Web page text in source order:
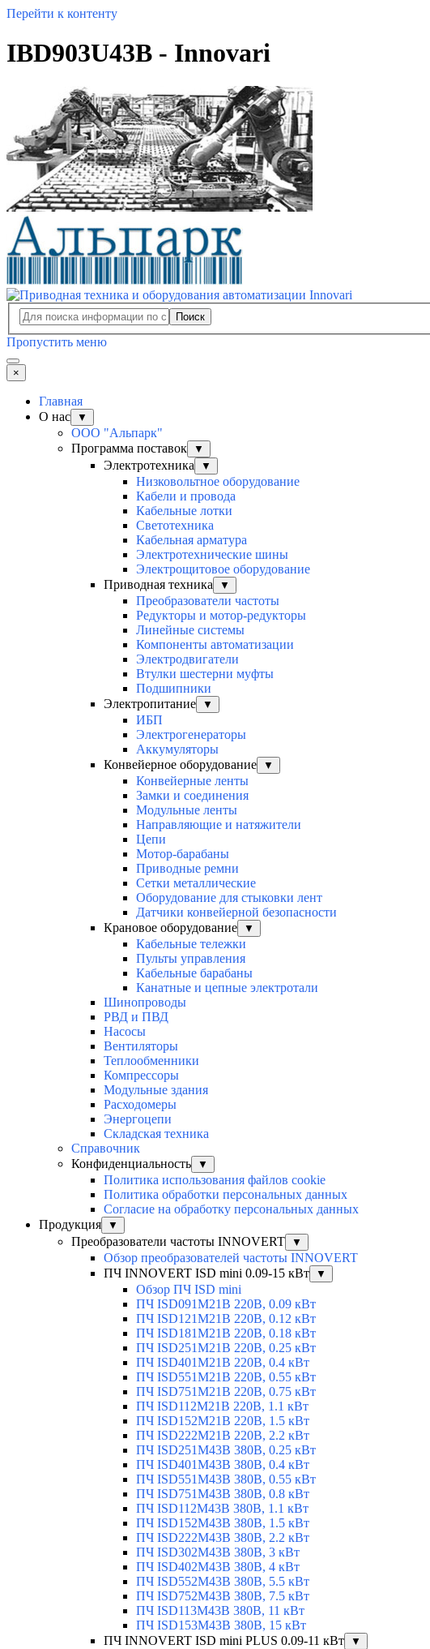
Перейти к контенту
IBD903U43B - Innovari
Поиск
Пропустить меню
×
Главная
О нас
▼
ООО "Альпарк"
Программа поставок
▼
Электротехника ▼
Низковольтное оборудование
Кабели и провода
Кабельные лотки
Светотехника
Кабельная арматура
Электротехнические шины
Электрощитовое оборудование
Приводная техника
▼
Преобразователи частоты
Редукторы и мотор-редукторы
Линейные системы
Компоненты автоматизации
Электродвигатели
Втулки шестерни муфты
Подшипники
Электропитание
▼
ИБП
Электрогенераторы
Аккумуляторы
Конвейерное оборудование
▼
Конвейерные ленты
Замки и соединения
Модульные ленты
Направляющие и натяжители
Цепи
Мотор-барабаны
Приводные ремни
Сетки металлические
Оборудование для стыковки лент
Датчики конвейерной безопасности
Крановое оборудование
▼
Кабельные тележки
Пульты управления
Кабельные барабаны
Канатные и цепные электротали
Шинопроводы
РВД и ПВД
Насосы
Вентиляторы
Теплообменники
Компрессоры
Модульные здания
Расходомеры
Энергоцепи
Складская техника
Справочник
Конфиденциальность
▼
Политика использования файлов cookie
Политика обработки персональных данных
Согласие на обработку персональных данных
Продукция
▼
Преобразователи частоты INNOVERT ▼
Обзор преобразователей частоты INNOVERT
ПЧ INNOVERT ISD mini 0.09-15 кВт
▼
Обзор ПЧ ISD mini
ПЧ ISD091M21B 220В, 0.09 кВт
ПЧ ISD121M21B 220В, 0.12 кВт
ПЧ ISD181M21B 220В, 0.18 кВт
ПЧ ISD251M21B 220В, 0.25 кВт
ПЧ ISD401M21B 220В, 0.4 кВт
ПЧ ISD551M21B 220В, 0.55 кВт
ПЧ ISD751M21B 220В, 0.75 кВт
ПЧ ISD112M21B 220В, 1.1 кВт
ПЧ ISD152M21B 220В, 1.5 кВт
ПЧ ISD222M21B 220В, 2.2 кВт
ПЧ ISD251M43B 380В, 0.25 кВт
ПЧ ISD401M43B 380В, 0.4 кВт
ПЧ ISD551M43B 380В, 0.55 кВт
ПЧ ISD751M43B 380В, 0.8 кВт
ПЧ ISD112M43B 380В, 1.1 кВт
ПЧ ISD152M43B 380В, 1.5 кВт
ПЧ ISD222M43B 380В, 2.2 кВт
ПЧ ISD302M43B 380В, 3 кВт
ПЧ ISD402M43B 380В, 4 кВт
ПЧ ISD552M43B 380В, 5.5 кВт
ПЧ ISD752M43B 380В, 7.5 кВт
ПЧ ISD113M43B 380В, 11 кВт
ПЧ ISD153M43B 380В, 15 кВт
ПЧ INNOVERT ISD mini PLUS 0.09-11 кВт
▼